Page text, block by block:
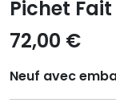
Pichet
72,00 €
Neuf avec